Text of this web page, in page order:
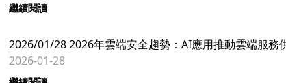
繼續閱讀
2026/01/28 2026年雲端安全趨勢：AI應用推動雲端服務
2026-01-28